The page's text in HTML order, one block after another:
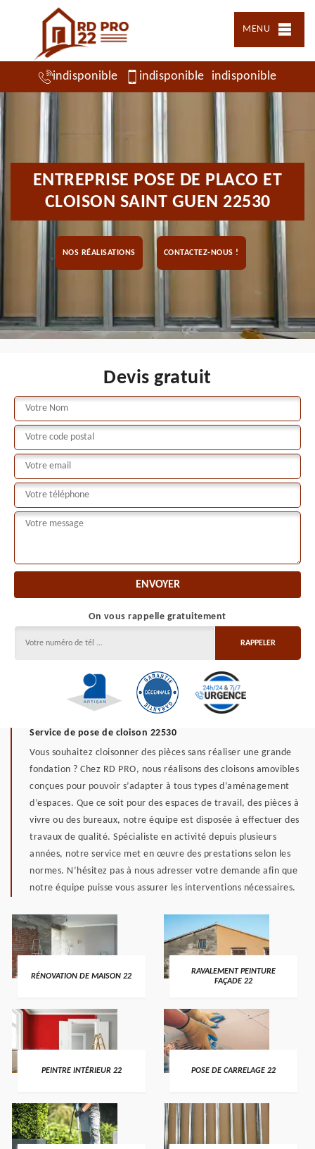
MENU
indisponible indisponible indisponible
ENTREPRISE POSE DE PLACO ET
CLOISON SAINT GUEN 22530
NOS RÉALISATIONS CONTACTEZ-NOUS !
Devis gratuit
On vous rappelle gratuitement
Service de pose de cloison 22530
Vous souhaitez cloisonner des pièces sans réaliser une grande
fondation ? Chez RD PRO, nous réalisons des cloisons amovibles
conçues pour pouvoir s’adapter à tous types d’aménagement
d’espaces. Que ce soit pour des espaces de travail, des pièces à
vivre ou des bureaux, notre équipe est disposée à effectuer des
travaux de qualité. Spécialiste en activité depuis plusieurs
années, notre service met en œuvre des prestations selon les
normes. N’hésitez pas à nous adresser votre demande afin que
notre équipe puisse vous assurer les interventions nécessaires.
RÉNOVATION DE MAISON 22
RAVALEMENT PEINTURE
FAÇADE 22
PEINTRE INTÉRIEUR 22 POSE DE CARRELAGE 22